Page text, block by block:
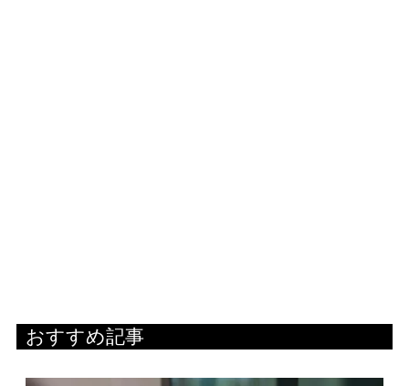
おすすめ記事